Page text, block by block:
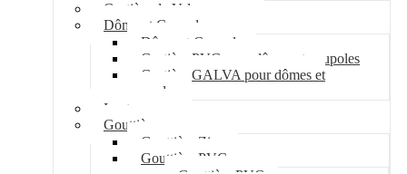
Costière de Velux
Dôme et Coupole
Dôme et Coupole
Costière PVC pour dômes et coupoles
Costière GALVA pour dômes et
coupoles
Lanterneau
Gouttière
Gouttière Zinc
Gouttière PVC